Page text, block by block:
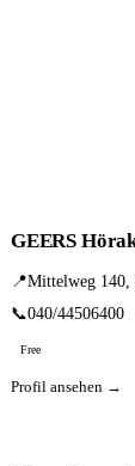
GEERS
📍Mittelweg 140,
📞040/44506400
Free
Profil ansehen →